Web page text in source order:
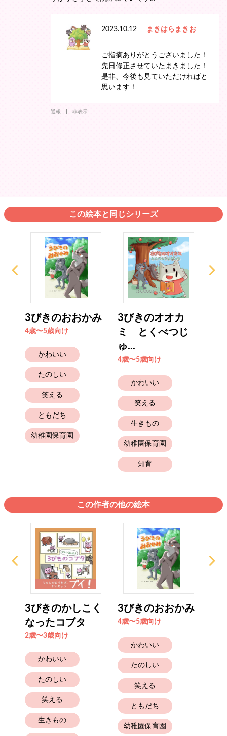
2023.10.12 まきはらまきお
ご指摘ありがとうございました！
先日修正させていたまきました！
是非、今後も見ていただければと
思います！
通報 非表示
この絵本と同じシリーズ
3びきのおおかみ
4歳〜5歳向け
かわいい
たのしい
笑える
ともだち
幼稚園保育園
3びきのオオカ
ミ とくべつじ
ゅ...
4歳〜5歳向け
かわいい
笑える
生きもの
幼稚園保育園
知育
この作者の他の絵本
3びきのかしこく
なったコブタ
2歳〜3歳向け
かわいい
たのしい
笑える
生きもの
3びきのおおかみ
4歳〜5歳向け
かわいい
たのしい
笑える
ともだち
幼稚園保育園